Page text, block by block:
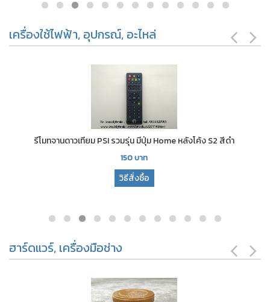
เครื่องใช้ไฟฟ้า, อุปกรณ์, อะไหล่
รีโมทจานดาวเทียม PSI รวมรุ่น มีปุ่ม Home หลังโค้ง S2 สีดำ
150บาท
วิธีสั่งซื้อ
ฮาร์ดแวร์, เครื่องมือช่าง